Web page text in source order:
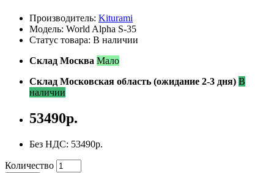
Производитель: Kiturami
Модель: World Alpha S-35
Статус товара: В наличии
Склад Москва Мало
Склад Московская область (ожидание 2-3 дня) В
наличии
53490р.
Без НДС: 53490р.
Количество